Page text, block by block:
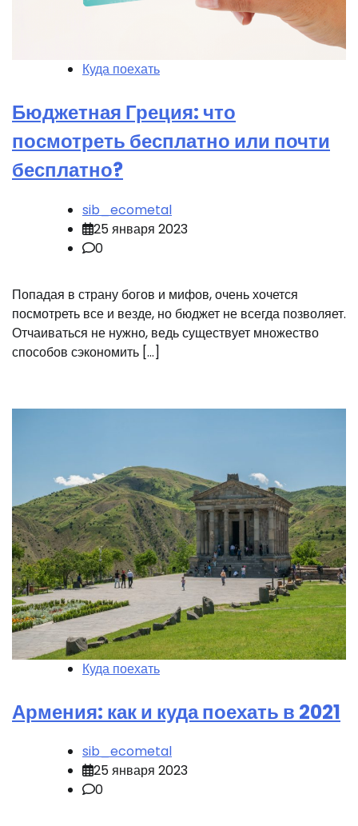
Куда поехать
Бюджетная Греция: что
посмотреть бесплатно или почти
бесплатно?
sib_ecometal
25 января 2023
0
Попадая в страну богов и мифов, очень хочется
посмотреть все и везде, но бюджет не всегда позволяет.
Отчаиваться не нужно, ведь существует множество
способов сэкономить […]
Куда поехать
Армения: как и куда поехать в 2021
sib_ecometal
25 января 2023
0